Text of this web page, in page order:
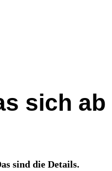
sich ab
sind die Details.